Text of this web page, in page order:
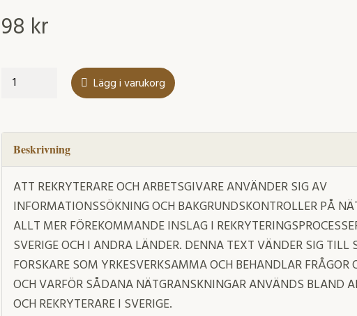
98 kr
Nätgranskning
med
rekrytering:
mängd
Lägg i varukorg
Beskrivning
ATT REKRYTERARE OCH ARBETSGIVARE ANVÄNDER SIG AV
INFORMATIONSSÖKNING OCH BAKGRUNDSKONTROLLER PÅ
ALLT MER FÖREKOMMANDE INSLAG I
SVERIGE OCH I ANDRA LÄNDER. DENNA TEXT VÄNDER SIG TILL
FORSKARE SOM YRKESVERKSAMMA OCH BEHANDLAR FRÅGOR
OCH VARFÖR SÅDANA NÄTGRANSKNINGAR ANVÄNDS BLAND
OCH REKRYTERARE I SVERIGE.